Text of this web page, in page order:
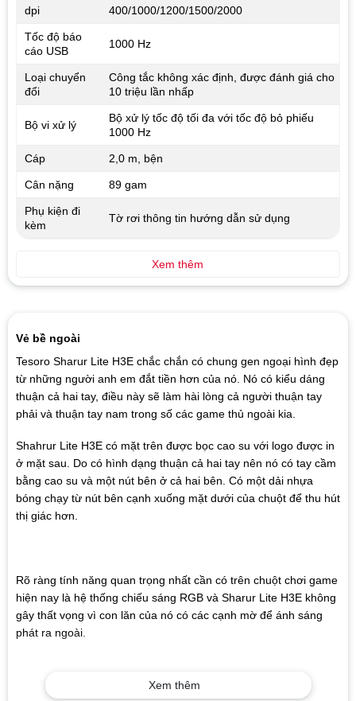
Vẻ bề ngoài
Tesoro Sharur Lite H3E chắc chắn có chung gen ngoại hình đẹp
từ những người anh em đắt tiền hơn của nó. Nó có kiểu dáng
thuận cả hai tay, điều này sẽ làm hài lòng cả người thuận tay
phải và thuận tay nam trong số các game thủ ngoài kia.
Shahrur Lite H3E có mặt trên được bọc cao su với logo được in
ở mặt sau. Do có hình dạng thuận cả hai tay nên nó có tay cầm
bằng cao su và một nút bên ở cả hai bên. Có một dải nhựa
bóng chạy từ nút bên cạnh xuống mặt dưới của chuột để thu hút
thị giác hơn.
Rõ ràng tính năng quan trọng nhất cần có trên chuột chơi game
hiện nay là hệ thống chiếu sáng RGB và Sharur Lite H3E không
gây thất vọng vì con lăn của nó có các cạnh mờ để ánh sáng
phát ra ngoài.
Lật chuột lên và bạn sẽ thấy hai miếng PTFE có kích thước lớn
Xem thêm
dpi 400/1000/1200/1500/2000
Tốc độ báo
cáo USB
1000 Hz
Loại chuyển
đổi
Công tắc không xác định, được đánh giá cho
10 triệu lần nhấp
Bộ vi xử lý
Bộ xử lý tốc độ tối đa với tốc độ bỏ phiếu
1000 Hz
Cáp 2,0 m, bện
Cân nặng 89 gam
Phụ kiện đi
kèm
Tờ rơi thông tin hướng dẫn sử dụng
Xem thêm